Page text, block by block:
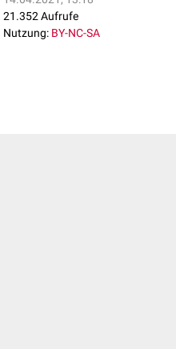
21.352 Aufrufe
Nutzung: BY-NC-SA